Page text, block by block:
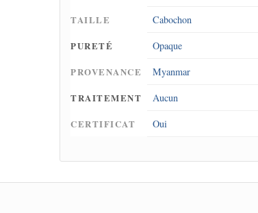
TAILLE
Cabochon
PURETÉ
Opaque
PROVENANCE
Myanmar
TRAITEMENT
Aucun
CERTIFICAT
Oui